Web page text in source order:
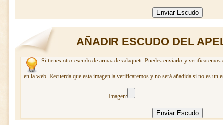
AÑADIR ESCUDO DEL
Si tienes otro escudo de armas de zalaquett. Puedes enviarlo y
en la web. Recuerda que esta imagen la verificaremos y no será añadida si no es un
Imagen: